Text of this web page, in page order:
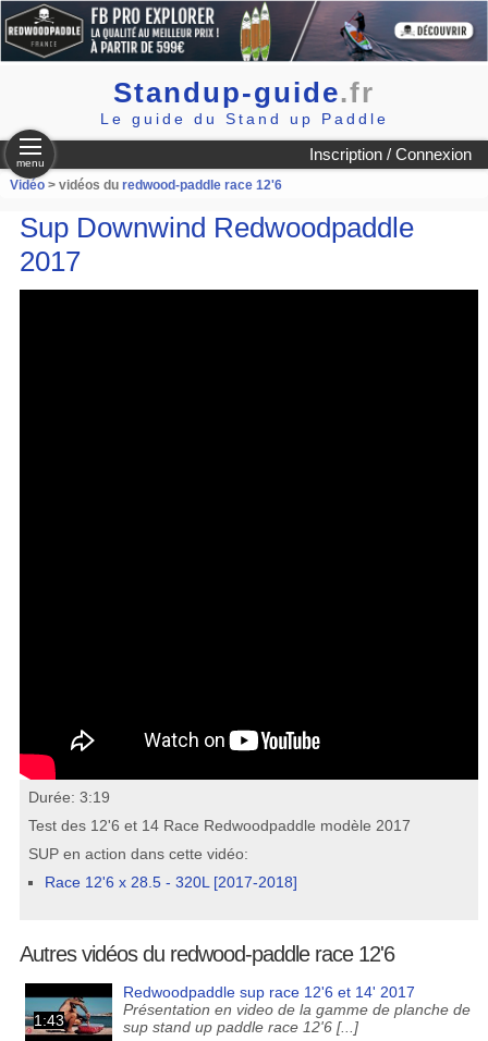
Standup-guide.fr
Le guide du Stand up Paddle
Inscription / Connexion
menu
Vidéo> vidéos du redwood-paddle race 12'6
Sup Downwind Redwoodpaddle
2017
Durée: 3:19
Test des 12'6 et 14 Race Redwoodpaddle modèle 2017
SUP en action dans cette vidéo:
Race 12'6 x 28.5 - 320L [2017-2018]
Autres vidéos du redwood-paddle race 12'6
1:43
Redwoodpaddle sup race 12'6 et 14' 2017
Présentation en video de la gamme de planche de
sup stand up paddle race 12'6 [...]